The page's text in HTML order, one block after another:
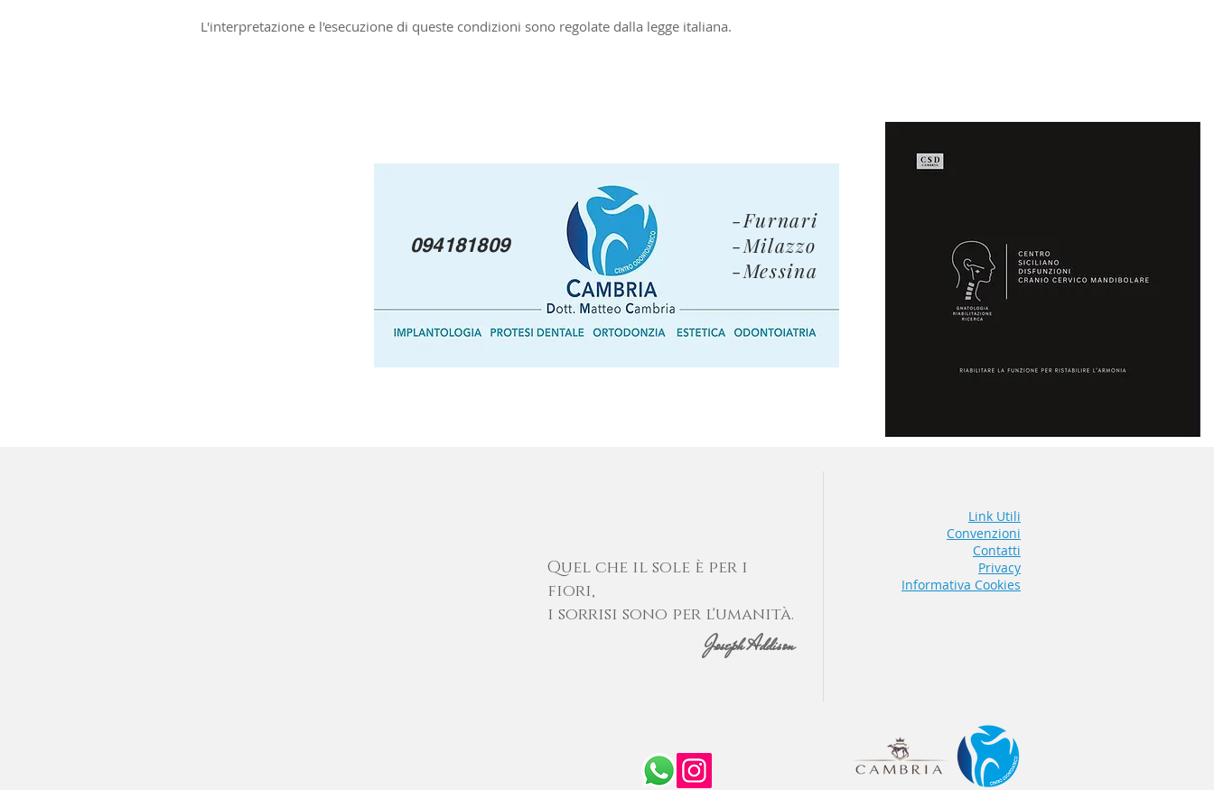
L'interpretazione e l'esecuzione di queste condizioni sono regolate dalla legge italiana.
094181809
-Furnari
-Milazzo
-Messina
Link Utili
Convenzioni
Contatti
Privacy
Informativa Cookies
Quel che il sole è per i
fiori,
i sorrisi sono per l'umanità.
Joseph Addison